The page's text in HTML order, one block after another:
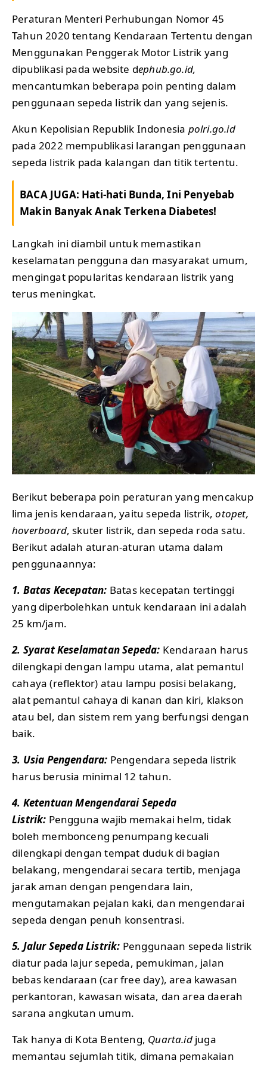
Peraturan Menteri Perhubungan Nomor 45
Tahun 2020 tentang Kendaraan Tertentu dengan
Menggunakan Penggerak Motor Listrik yang
dipublikasi pada website dephub.go.id,
mencantumkan beberapa poin penting dalam
penggunaan sepeda listrik dan yang sejenis.
Akun Kepolisian Republik Indonesia polri.go.id
pada 2022 mempublikasi larangan penggunaan
sepeda listrik pada kalangan dan titik tertentu.
BACA JUGA: Hati-hati Bunda, Ini Penyebab
Makin Banyak Anak Terkena Diabetes!
Langkah ini diambil untuk memastikan
keselamatan pengguna dan masyarakat umum,
mengingat popularitas kendaraan listrik yang
terus meningkat.
Berikut beberapa poin peraturan yang mencakup
lima jenis kendaraan, yaitu sepeda listrik,otopet,
hoverboard, skuter listrik, dan sepeda roda satu.
Berikut adalah aturan-aturan utama dalam
penggunaannya:
1. Batas Kecepatan: Batas kecepatan tertinggi
yang diperbolehkan untuk kendaraan ini adalah
25 km/jam.
2. Syarat Keselamatan Sepeda: Kendaraan harus
dilengkapi dengan lampu utama, alat pemantul
cahaya (reflektor) atau lampu posisi belakang,
alat pemantul cahaya di kanan dan kiri, klakson
atau bel, dan sistem rem yang berfungsi dengan
baik.
3. Usia Pengendara: Pengendara sepeda listrik
harus berusia minimal 12 tahun.
4. Ketentuan Mengendarai Sepeda
Listrik: Pengguna wajib memakai helm, tidak
boleh membonceng penumpang kecuali
dilengkapi dengan tempat duduk di bagian
belakang, mengendarai secara tertib, menjaga
jarak aman dengan pengendara lain,
mengutamakan pejalan kaki, dan mengendarai
sepeda dengan penuh konsentrasi.
5. Jalur Sepeda Listrik: Penggunaan sepeda listrik
diatur pada lajur sepeda, pemukiman, jalan
bebas kendaraan (car free day), area kawasan
perkantoran, kawasan wisata, dan area daerah
sarana angkutan umum.
Tak hanya di Kota Benteng, Quarta.idjuga
memantau sejumlah titik, dimana pemakaian